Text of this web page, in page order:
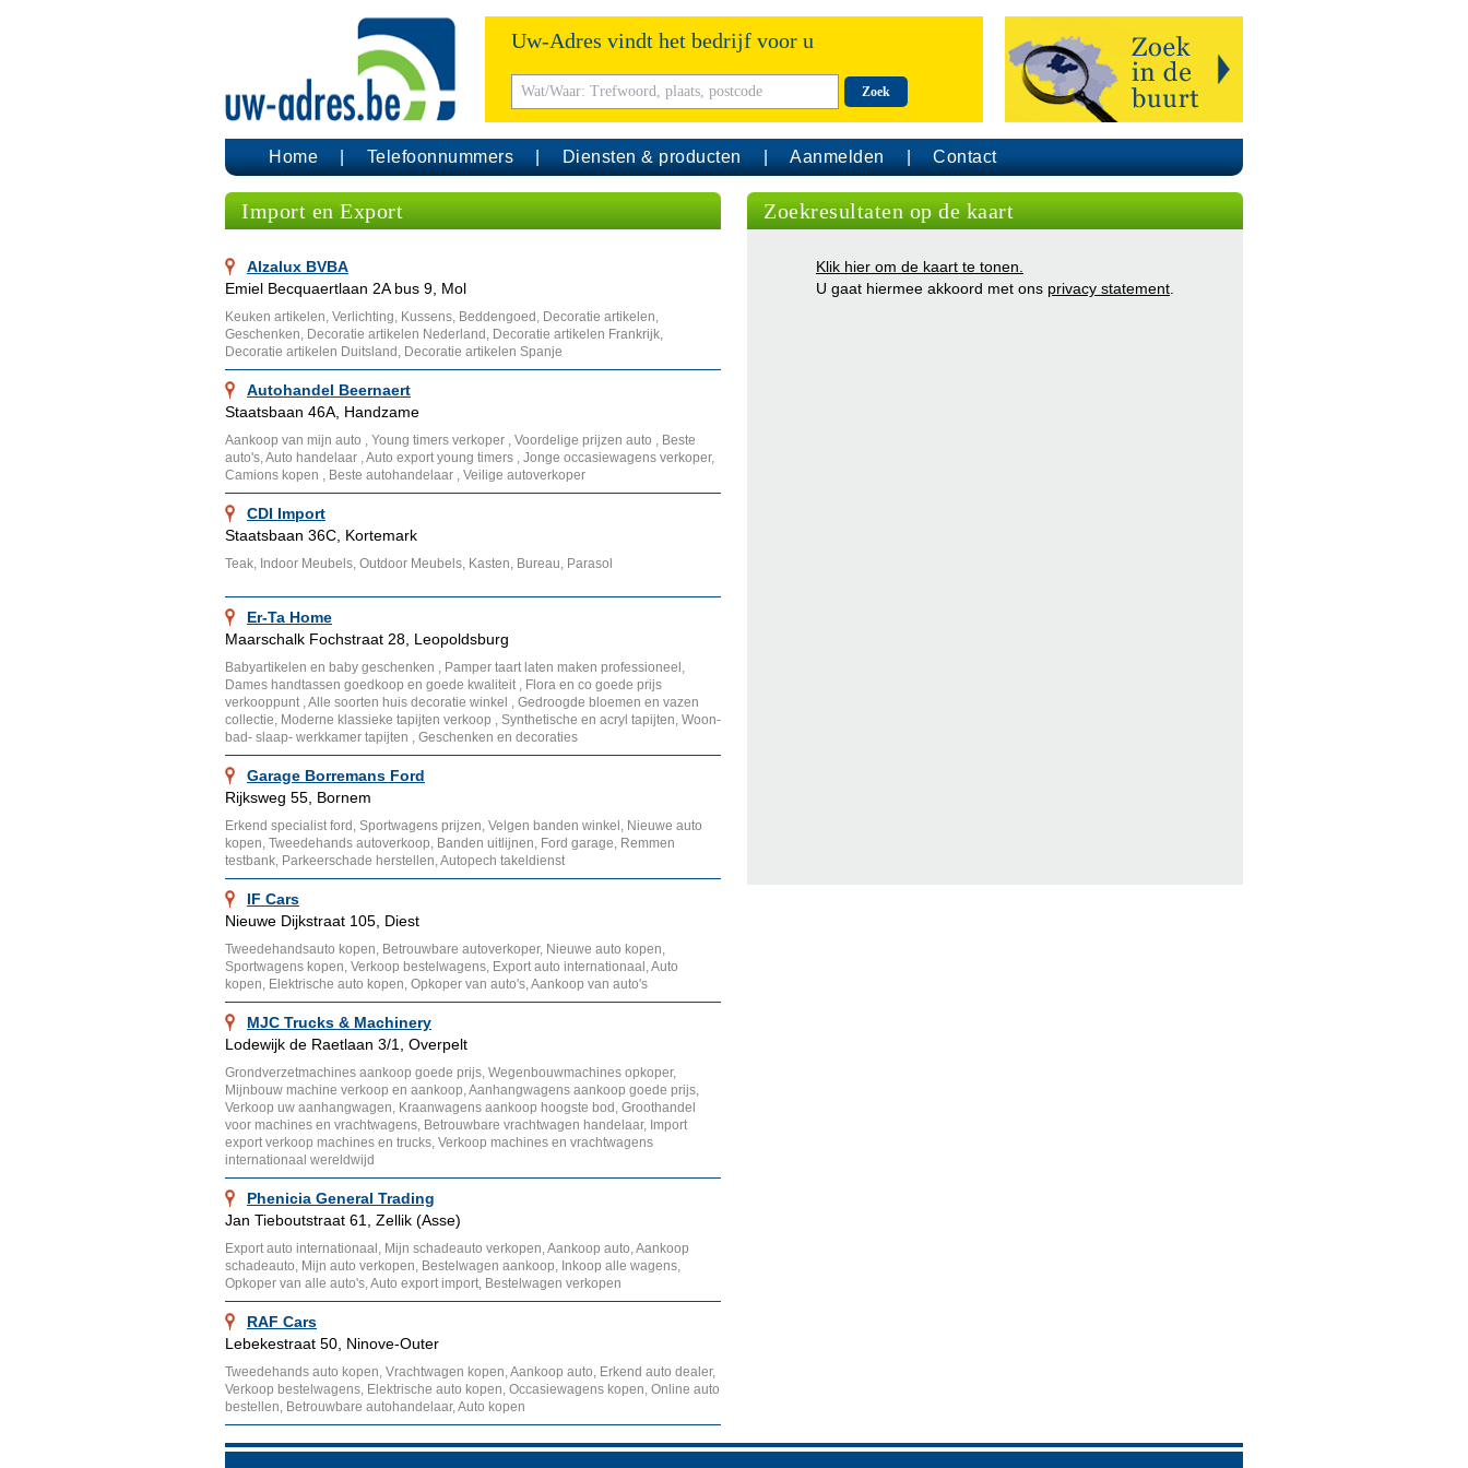
Uw-Adres vindt het bedrijf voor u
Zoek
Home Telefoonnummers Diensten & producten Aanmelden Contact
Import en Export
Alzalux BVBA
Emiel Becquaertlaan 2A bus 9, Mol
Keuken artikelen, Verlichting, Kussens, Beddengoed, Decoratie artikelen,
Geschenken, Decoratie artikelen Nederland, Decoratie artikelen Frankrijk,
Decoratie artikelen Duitsland, Decoratie artikelen Spanje
Autohandel Beernaert
Staatsbaan 46A, Handzame
Aankoop van mijn auto , Young timers verkoper , Voordelige prijzen auto , Beste
auto's, Auto handelaar , Auto export young timers , Jonge occasiewagens verkoper,
Camions kopen , Beste autohandelaar , Veilige autoverkoper
CDI Import
Staatsbaan 36C, Kortemark
Teak, Indoor Meubels, Outdoor Meubels, Kasten, Bureau, Parasol
Er-Ta Home
Maarschalk Fochstraat 28, Leopoldsburg
Babyartikelen en baby geschenken , Pamper taart laten maken professioneel,
Dames handtassen goedkoop en goede kwaliteit , Flora en co goede prijs
verkooppunt , Alle soorten huis decoratie winkel , Gedroogde bloemen en vazen
collectie, Moderne klassieke tapijten verkoop , Synthetische en acryl tapijten, Woon-
bad- slaap- werkkamer tapijten , Geschenken en decoraties
Garage Borremans Ford
Rijksweg 55, Bornem
Erkend specialist ford, Sportwagens prijzen, Velgen banden winkel, Nieuwe auto
kopen, Tweedehands autoverkoop, Banden uitlijnen, Ford garage, Remmen
testbank, Parkeerschade herstellen, Autopech takeldienst
IF Cars
Nieuwe Dijkstraat 105, Diest
Tweedehandsauto kopen, Betrouwbare autoverkoper, Nieuwe auto kopen,
Sportwagens kopen, Verkoop bestelwagens, Export auto internationaal, Auto
kopen, Elektrische auto kopen, Opkoper van auto's, Aankoop van auto's
MJC Trucks & Machinery
Lodewijk de Raetlaan 3/1, Overpelt
Grondverzetmachines aankoop goede prijs, Wegenbouwmachines opkoper,
Mijnbouw machine verkoop en aankoop, Aanhangwagens aankoop goede prijs,
Verkoop uw aanhangwagen, Kraanwagens aankoop hoogste bod, Groothandel
voor machines en vrachtwagens, Betrouwbare vrachtwagen handelaar, Import
export verkoop machines en trucks, Verkoop machines en vrachtwagens
internationaal wereldwijd
Phenicia General Trading
Jan Tieboutstraat 61, Zellik (Asse)
Export auto internationaal, Mijn schadeauto verkopen, Aankoop auto, Aankoop
schadeauto, Mijn auto verkopen, Bestelwagen aankoop, Inkoop alle wagens,
Opkoper van alle auto's, Auto export import, Bestelwagen verkopen
RAF Cars
Lebekestraat 50, Ninove-Outer
Tweedehands auto kopen, Vrachtwagen kopen, Aankoop auto, Erkend auto dealer,
Verkoop bestelwagens, Elektrische auto kopen, Occasiewagens kopen, Online auto
bestellen, Betrouwbare autohandelaar, Auto kopen
Zoekresultaten op de kaart
Klik hier om de kaart te tonen.
U gaat hiermee akkoord met ons privacy statement